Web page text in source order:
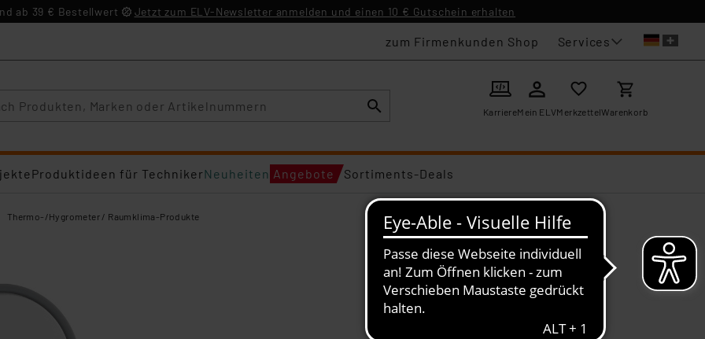
ab 39 € Bestellwert Jetzt zum ELV-Newsletter anmelden und einen 10 € Gutschein erhalten
zum Firmenkunden Shop Services
KarriereMein ELVMerkzettelWarenkorb
Produktideen für TechnikerNeuheiten Angebote Sortiments-Deals
Thermo-/Hygrometer / Raumklima-Produkte